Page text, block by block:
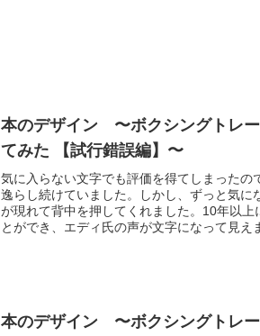
本のデザイン 〜ボクシングトレ
てみた 【試行錯誤編】〜
気に入らない文字でも評価を得てしまった
逸らし続けていました。しかし、ずっと気
が現れて背中を押してくれました。10年以
とができ、エディ氏の声が文字になって見え
本のデザイン 〜ボクシングトレ